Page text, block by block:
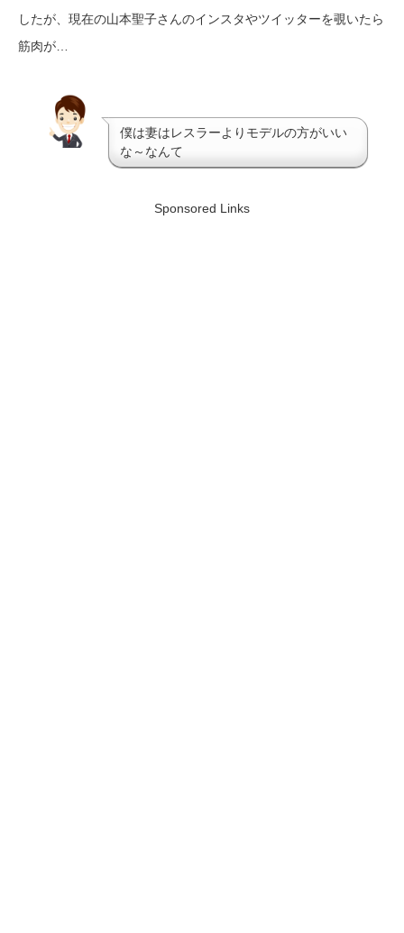
したが、現在の山本聖子さんのインスタやツイッターを覗いたら
筋肉が…
僕は妻はレスラーよりモデルの方がいい
な～なんて
Sponsored Links